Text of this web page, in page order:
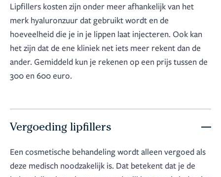
Lipfillers kosten zijn onder meer afhankelijk van het
merk hyaluronzuur dat gebruikt wordt en de
hoeveelheid die je in je lippen laat injecteren. Ook kan
het zijn dat de ene kliniek net iets meer rekent dan de
ander. Gemiddeld kun je rekenen op een prijs tussen de
300 en 600 euro.
Vergoeding lipfillers
Een cosmetische behandeling wordt alleen vergoed als
deze medisch noodzakelijk is. Dat betekent dat je de